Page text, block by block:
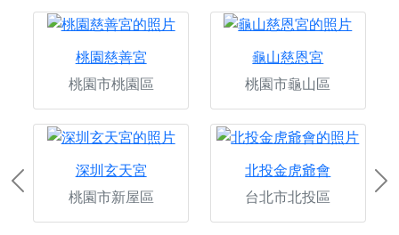
桃園慈善宮
桃園市桃園區
龜山慈恩宮
桃園市龜山區
深圳玄天宮
桃園市新屋區
北投金虎爺會
台北市北投區
Previous